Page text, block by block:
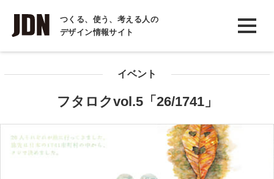
つくる、使う、考える人の
デザイン情報サイト
INTERVIEW
インタビュー
コラム
イベント
フタロクvol.5「26/1741」